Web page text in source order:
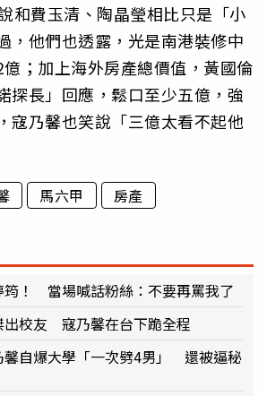
和費玉清、陶晶瑩相比只是「小
，他們也透露，光是南港裝修中
；加上海外房產總價值，黃國倫
探長」回應，鬆口至少五億，強
寇乃馨也笑說「三億太看不起他
馬六甲 房產
筠！ 當場喊話粉絲：不要再罵我了
出校友 寇乃馨在台下跪全程
馨自爆大學「一次劈4男」 還被逼秘